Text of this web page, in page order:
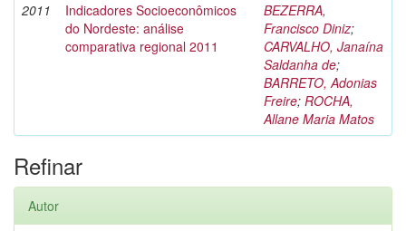
2011
Indicadores Socioeconômicos
do Nordeste: análise
comparativa regional 2011
BEZERRA,
Francisco Diniz;
CARVALHO, Janaína
Saldanha de;
BARRETO, Adonias
Freire; ROCHA,
Allane Maria Matos
Refinar
Autor